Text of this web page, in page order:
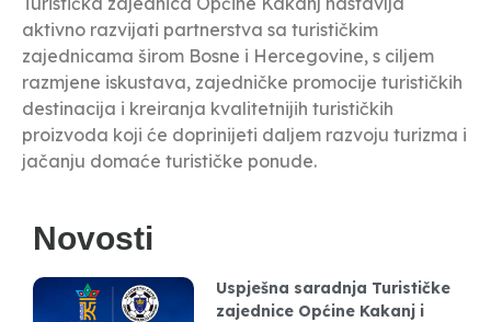
aktivno razvijati partnerstva sa turističkim
zajednicama širom Bosne i Hercegovine, s ciljem
razmjene iskustava, zajedničke promocije turističkih
destinacija i kreiranja kvalitetnijih turističkih
proizvoda koji će doprinijeti daljem razvoju turizma i
jačanju domaće turističke ponude.
Novosti
Uspješna saradnja Turističke
zajednice Općine Kakanj i